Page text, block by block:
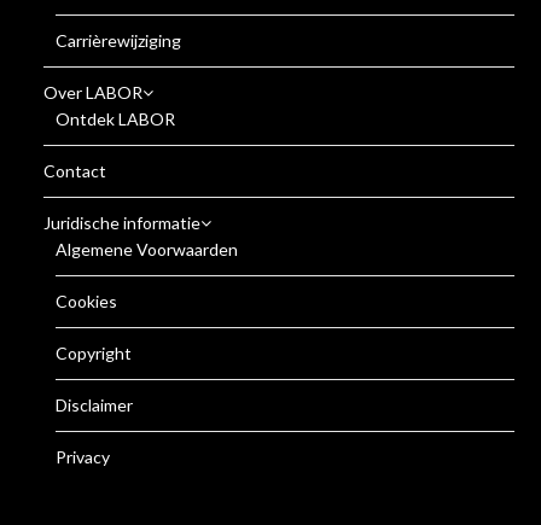
Carrièrewijziging
Over LABOR
Ontdek LABOR
Contact
Juridische informatie
Algemene Voorwaarden
Cookies
Copyright
Disclaimer
Privacy